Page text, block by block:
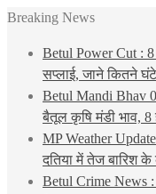
Breaking News
Betul Power Cut :
सप्लाई, जाने कितने घंटे
Betul Mandi Bhav
बैतूल कृषि मंडी भाव,
MP Weather
दतिया में तेज बारिश
Betul Crime News :